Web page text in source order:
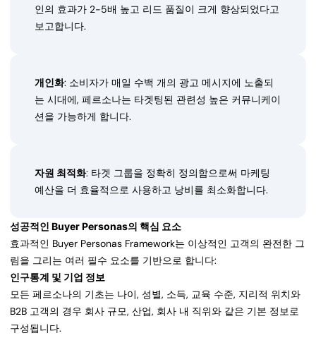
인의 효과가 2-5배 높고 리드 품질이 크게 향상되었다고
보고합니다.
개인화: 소비자가 매일 수백 개의 광고 메시지에 노출되
는 시대에, 페르소나는 타겟팅된 관련성 높은 커뮤니케이
션을 가능하게 합니다.
자원 최적화: 타겟 그룹을 정확히 정의함으로써 마케팅
예산을 더 효율적으로 사용하고 낭비를 최소화합니다.
성공적인 Buyer Personas의 핵심 요소
효과적인 Buyer Personas Framework는 이상적인 고객의 완전한 그
림을 그리는 여러 필수 요소를 기반으로 합니다:
인구통계 및 기업 정보
모든 페르소나의 기초는 나이, 성별, 소득, 교육 수준, 지리적 위치와
B2B 고객의 경우 회사 규모, 산업, 회사 내 직위와 같은 기본 정보로
구성됩니다.